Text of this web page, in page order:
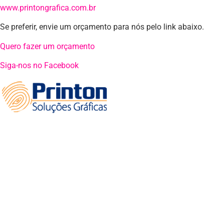
www.printongrafica.com.br
Se preferir, envie um orçamento para nós pelo link abaixo.
Quero fazer um orçamento
Siga-nos no Facebook